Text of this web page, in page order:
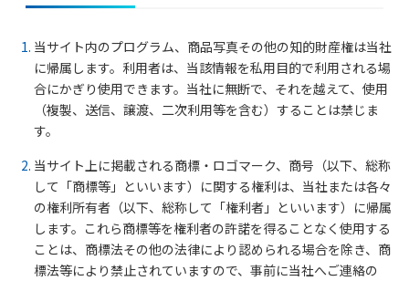
当サイト内のプログラム、商品写真その他の知的財産権は当社
に帰属します。利用者は、当該情報を私用目的で利用される場
合にかぎり使用できます。当社に無断で、それを越えて、使用
（複製、送信、譲渡、二次利用等を含む）することは禁じま
す。
当サイト上に掲載される商標・ロゴマーク、商号（以下、総称
して「商標等」といいます）に関する権利は、当社または各々
の権利所有者（以下、総称して「権利者」といいます）に帰属
します。これら商標等を権利者の許諾を得ることなく使用する
ことは、商標法その他の法律により認められる場合を除き、商
標法等により禁止されていますので、事前に当社へご連絡の